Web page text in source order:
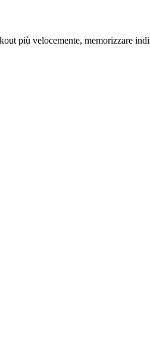
più velocemente, memorizzare